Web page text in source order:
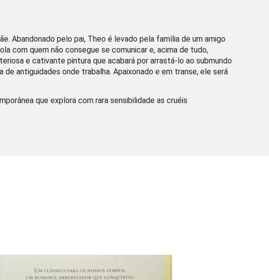
Abandonado pelo pai, Theo é levado pela família de um amigo
com quem não consegue se comunicar e, acima de tudo,
e cativante pintura que acabará por arrastá-lo ao submundo
antiguidades onde trabalha. Apaixonado e em transe, ele será
que explora com rara sensibilidade as cruéis